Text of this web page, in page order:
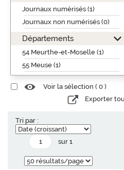
Journaux numérisés (1)
Journaux non numérisés (0)
Départements
54 Meurthe-et-Moselle (1)
55 Meuse (1)
Voir la sélection ( 0 )
Exporter
Tri par :
sur 1